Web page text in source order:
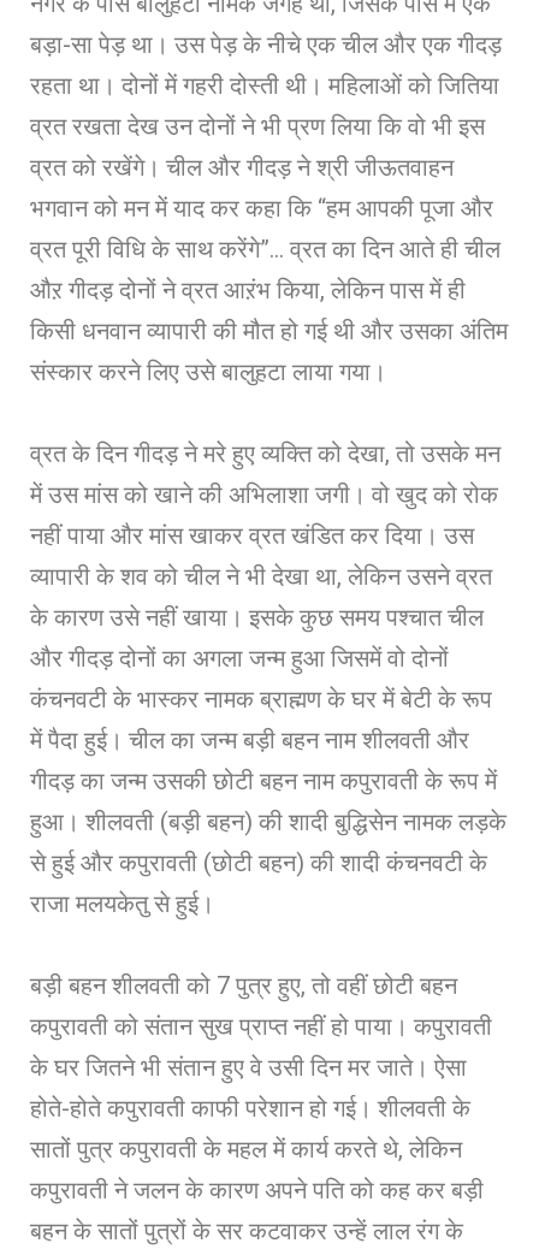
बड़ा-सा पेड़ था। उस पेड़ के नीचे एक चील और एक गीदड़
रहता था। दोनों में गहरी दोस्ती थी। महिलाओं को जितिया
व्रत रखता देख उन दोनों ने भी प्रण लिया कि वो भी इस
व्रत को रखेंगे। चील और गीदड़ ने श्री जीऊतवाहन
भगवान को मन में याद कर कहा कि “हम आपकी पूजा और
व्रत पूरी विधि के साथ करेंगे”… व्रत का दिन आते ही चील
औऱ गीदड़ दोनों ने व्रत आऱंभ किया, लेकिन पास में ही
किसी धनवान व्यापारी की मौत हो गई थी और उसका अंतिम
संस्कार करने लिए उसे बालुहटा लाया गया।
व्रत के दिन गीदड़ ने मरे हुए व्यक्ति को देखा, तो उसके मन
में उस मांस को खाने की अभिलाशा जगी। वो खुद को रोक
नहीं पाया और मांस खाकर व्रत खंडित कर दिया। उस
व्यापारी के शव को चील ने भी देखा था, लेकिन उसने व्रत
के कारण उसे नहीं खाया। इसके कुछ समय पश्चात चील
और गीदड़ दोनों का अगला जन्म हुआ जिसमें वो दोनों
कंचनवटी के भास्कर नामक ब्राह्मण के घर में बेटी के रूप
में पैदा हुई। चील का जन्म बड़ी बहन नाम शीलवती और
गीदड़ का जन्म उसकी छोटी बहन नाम कपुरावती के रूप में
हुआ। शीलवती (बड़ी बहन) की शादी बुद्धिसेन नामक लड़के
से हुई और कपुरावती (छोटी बहन) की शादी कंचनवटी के
राजा मलयकेतु से हुई।
बड़ी बहन शीलवती को 7 पुत्र हुए, तो वहीं छोटी बहन
कपुरावती को संतान सुख प्राप्त नहीं हो पाया। कपुरावती
के घर जितने भी संतान हुए वे उसी दिन मर जाते। ऐसा
होते-होते कपुरावती काफी परेशान हो गई। शीलवती के
सातों पुत्र कपुरावती के महल में कार्य करते थे, लेकिन
कपुरावती ने जलन के कारण अपने पति को कह कर बड़ी
बहन के सातों पुत्रों के सर कटवाकर उन्हें लाल रंग के